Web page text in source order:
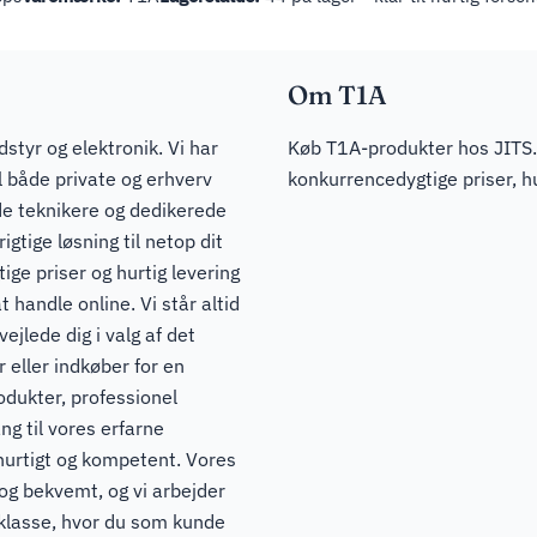
og elektronik. Vi har
private og erhverv
teknikere og dedikerede
løsning til netop dit
priser og hurtig levering
handle online. Vi står altid
dig i valg af det
eller indkøber for en
professionel
til vores erfarne
og kompetent. Vores
bekvemt, og vi arbejder
hvor du som kunde
Om T1A
Køb T1A-produkter hos
konkurrencedygtige priser,